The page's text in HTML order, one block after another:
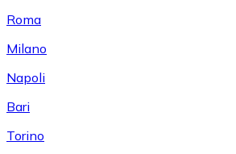
Roma
Milano
Napoli
Bari
Torino